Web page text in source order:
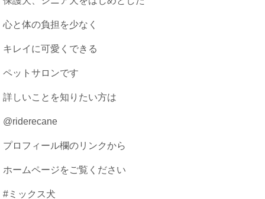
心と体の負担を少なく
キレイに可愛くできる
ペットサロンです
詳しいことを知りたい方は
@riderecane
プロフィール欄のリンクから
ホームページをご覧ください
#ミックス犬